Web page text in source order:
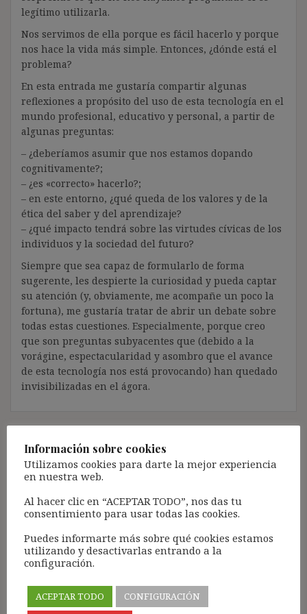
legítimo utilizarla.
Nos servimos de ella porque es fácil hacerlo y porque
nos hace la vida más simple. Entonces, ¿dónde está el
problema?
En esta entrada me gustaría compartir algunas
reflexiones a propósito del uso de esta tecnología en el
mundo profesional, educativo y personal, a partir de
algunas preguntas:
– ¿deberíamos asumir que nos estamos dopando
cognitivamente?;
– ¿es «correcto» hacerlo?;
– en este entorno, ¿qué queda de los valores y de la
ética del saber y del aprendizaje?
– ¿qué impacto tendrá sobre las virtudes cívicas de los
individuos y la sociedad del futuro?
Siempre que sea capaz de formularlo de forma
sugerente, les despierte la curiosidad y pueda captar
su atención (y, obviamente, me acompañe un poco la
fortuna), me gustaría tratar de abrir un debate sobre
todas estas cuestiones. Especialmente, porque creo
que son preguntas subyacentes que (debido a la
vorágine, espectacularidad y asombro que el avance
de esta tecnología nos está provocando) han quedado
invisibilizadas en el ágora.
El saqueo de nuestra
privacidad y la corrosión
de la democracia de la
sociedad digital
19 octubre, 2020
Tecnologías con propósitos estúpidos ¿Por qué
necesitamos una papelera con sensores, cámara y
Información sobre cookies
Utilizamos cookies para darte la mejor experiencia
en nuestra web.
Al hacer clic en “ACEPTAR TODO”, nos das tu
consentimiento para usar todas las cookies.
Puedes informarte más sobre qué cookies estamos
utilizando y desactivarlas entrando a la
configuración.
ACEPTAR TODO CONFIGURACIÓN